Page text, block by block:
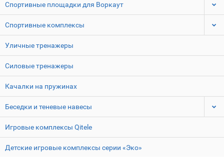
Спортивные площадки для Воркаут
Спортивные комплексы
Уличные тренажеры
Силовые тренажеры
Качалки на пружинах
Беседки и теневые навесы
Игровые комплексы Qitele
Детские игровые комплексы серии «Эко»